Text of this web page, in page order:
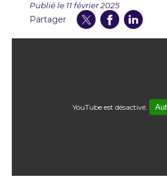
Publié le 11 février 2025
Partager
YouTube est désactivé.